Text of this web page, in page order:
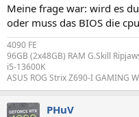
Meine frage war: wird es
oder muss das BIOS die
4090 FE
96GB (2x48GB) RAM G.Skill
i5-13600K
ASUS ROG Strix Z690-I GAMING
PHuV